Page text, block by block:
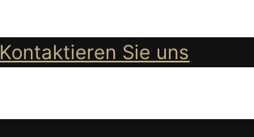
Kontaktieren Sie uns